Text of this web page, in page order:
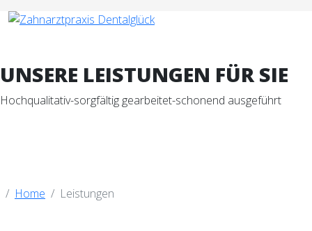
UNSERE LEISTUNGEN FÜR SIE
Hochqualitativ-sorgfältig gearbeitet-schonend ausgeführt
Home Leistungen